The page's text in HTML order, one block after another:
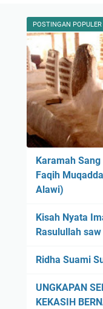
POSTINGAN POPULER
Karamah
Faqih
Alawi)
Kisah Nyata
Rasulullah saw
Ridha Suami
UNGKAPAN
KEKASIH